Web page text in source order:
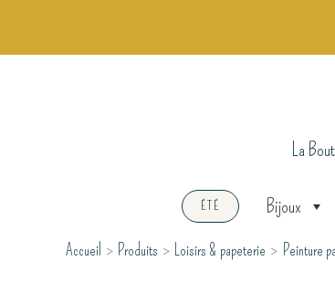
La
ÉTÉ Bijoux
Accueil Produits Loisirs & papeterie Peinture